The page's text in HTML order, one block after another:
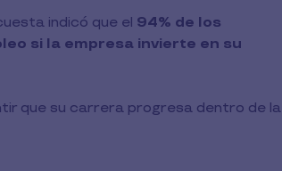
indicó que el 94% de los
si la empresa invierte en su
que su carrera progresa dentro de la